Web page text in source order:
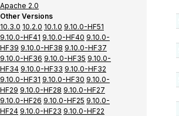
Apache 2.0
Other Versions
10.3.0 10.2.0 10.1.0 9.10.0-HF51
9.10.0-HF41 9.10.0-HF40 9.10.0-
HF39 9.10.0-HF38 9.10.0-HF37
9.10.0-HF36 9.10.0-HF35 9.10.0-
HF34 9.10.0-HF33 9.10.0-HF32
9.10.0-HF31 9.10.0-HF30 9.10.0-
HF29 9.10.0-HF28 9.10.0-HF27
9.10.0-HF26 9.10.0-HF25 9.10.0-
HF24 9.10.0-HF23 9.10.0-HF22